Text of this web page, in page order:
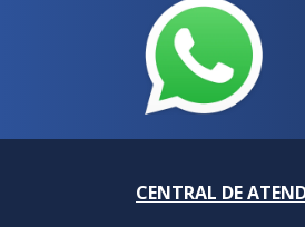
CENTRAL DE